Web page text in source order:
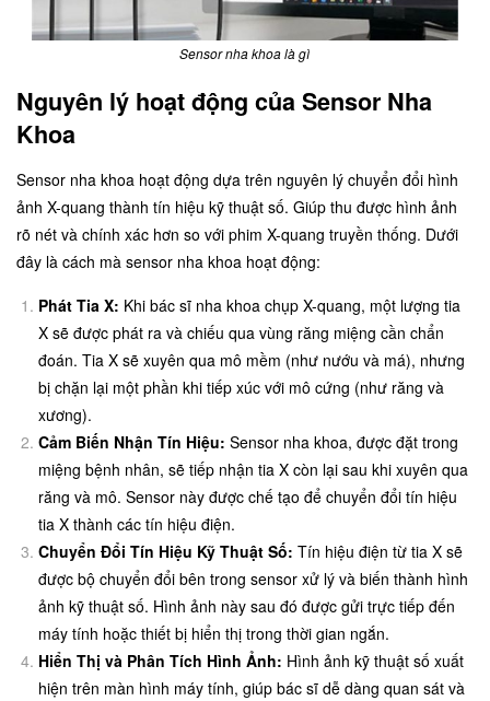
Sensor nha khoa là gì
Nguyên lý hoạt động của Sensor Nha
Khoa
Sensor nha khoa hoạt động dựa trên nguyên lý chuyển đổi hình
ảnh X-quang thành tín hiệu kỹ thuật số. Giúp thu được hình ảnh
rõ nét và chính xác hơn so với phim X-quang truyền thống. Dưới
đây là cách mà sensor nha khoa hoạt động:
Phát Tia X: Khi bác sĩ nha khoa chụp X-quang, một lượng tia
X sẽ được phát ra và chiếu qua vùng răng miệng cần chẩn
đoán. Tia X sẽ xuyên qua mô mềm (như nướu và má), nhưng
bị chặn lại một phần khi tiếp xúc với mô cứng (như răng và
xương).
Cảm Biến Nhận Tín Hiệu: Sensor nha khoa, được đặt trong
miệng bệnh nhân, sẽ tiếp nhận tia X còn lại sau khi xuyên qua
răng và mô. Sensor này được chế tạo để chuyển đổi tín hiệu
tia X thành các tín hiệu điện.
Chuyển Đổi Tín Hiệu Kỹ Thuật Số: Tín hiệu điện từ tia X sẽ
được bộ chuyển đổi bên trong sensor xử lý và biến thành hình
ảnh kỹ thuật số. Hình ảnh này sau đó được gửi trực tiếp đến
máy tính hoặc thiết bị hiển thị trong thời gian ngắn.
Hiển Thị và Phân Tích Hình Ảnh: Hình ảnh kỹ thuật số xuất
hiện trên màn hình máy tính, giúp bác sĩ dễ dàng quan sát và